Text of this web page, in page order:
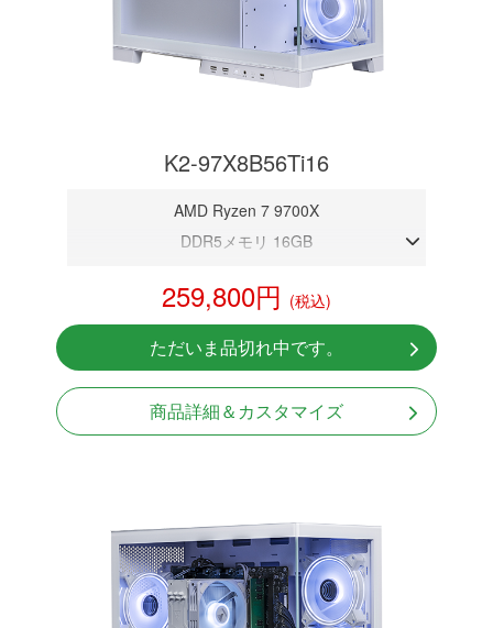
K2-97X8B56Ti16
AMD Ryzen 7 9700X
DDR5メモリ 16GB
NVMeSSD 1TB
Windows11 Home 64bit
259,800円 (税込)
ただいま品切れ中です。
商品詳細＆カスタマイズ